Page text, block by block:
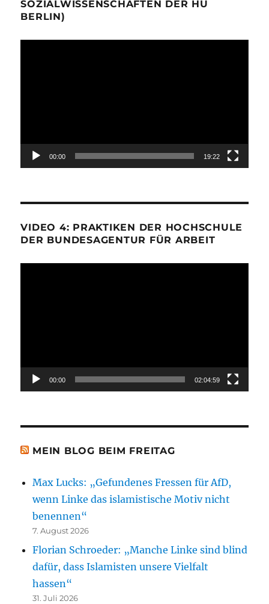
SOZIALWISSENSCHAFTEN DER HU
BERLIN)
00:00 19:22
VIDEO 4: PRAKTIKEN DER HOCHSCHULE
DER BUNDESAGENTUR FÜR ARBEIT
00:00 02:04:59
MEIN BLOG BEIM FREITAG
Max Lucks: „Gefundenes Fressen für AfD,
wenn Linke das islamistische Motiv nicht
benennen“
7. August 2026
Florian Schroeder: „Manche Linke sind blind
dafür, dass Islamisten unsere Vielfalt
hassen“
31. Juli 2026